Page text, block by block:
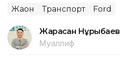
Жаҳон Транспорт Ford
Жарасқан Нұрыбаев
Муаллиф